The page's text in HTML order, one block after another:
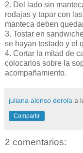
2. Del lado sin
rodajas y tapar con
manteca deben
3. Tostar en
se hayan tostado y el
4. Cortar la mitad de
colocarlos sobre la
acompañamiento.
juliana alonso dorola a
Compartir
2 comentarios: